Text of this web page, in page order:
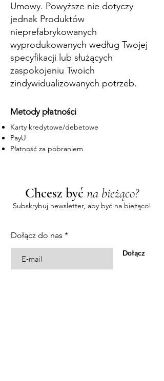
Umowy. Powyższe nie dotyczy
jednak Produktów
nieprefabrykowanych
wyprodukowanych według Twojej
specyfikacji lub służących
zaspokojeniu Twoich
zindywidualizowanych potrzeb.
Metody płatności
Karty kredytowe/debetowe
PayU
Płatność za pobraniem
Chcesz być na bieżąco?
Subskrybuj newsletter, aby być na bieżąco!
Dołącz do nas
Dołącz